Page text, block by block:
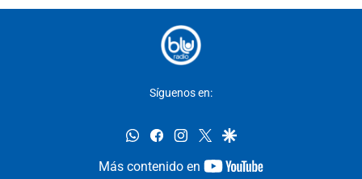
Síguenos en:
whatsappfacebookinstagram
twittergoogle
Más contenido en
youtube-